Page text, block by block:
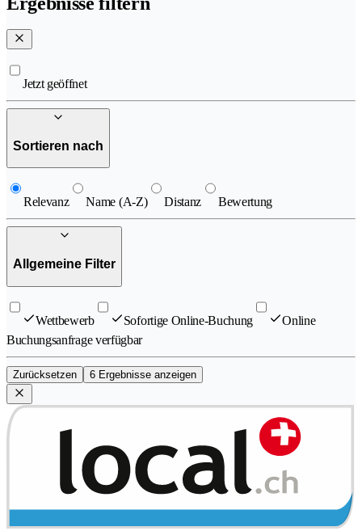
Jetzt geöffnet
Sortieren nach
Relevanz Name (A-Z) Distanz Bewertung
Allgemeine Filter
Wettbewerb Sofortige Online-Buchung
Online
Buchungsanfrage verfügbar
Zurücksetzen 6 Ergebnisse anzeigen